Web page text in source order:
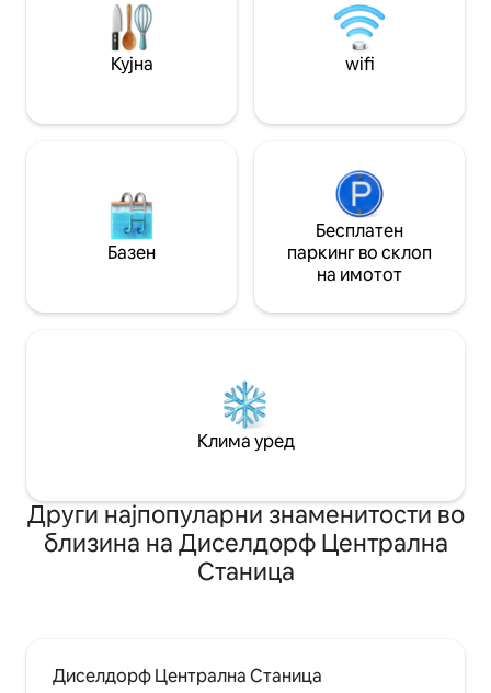
ентериер.
деловно
Кујна wifi
Базен
Бесплатен
паркинг во склоп
на имотот
Клима уред
Други најпопуларни знаменитости во
близина на Диселдорф Централна
Станица
Диселдорф Централна Станица